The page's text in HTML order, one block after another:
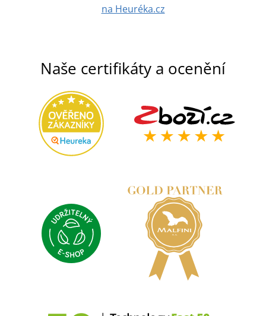
na Heuréka.cz
Naše certifikáty a ocenění